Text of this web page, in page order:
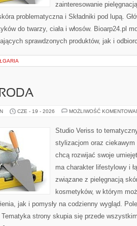
zainteresowanie
problematyczna i Składniki pod lupą.
do twarzy, ciała i włosów. Bioarp24.pl
sprawdzonych produktów, jak i
CZE - 19 - 2026 MOŻLIWOŚĆ
Studio Veriss to
stylizacjom oraz ciekawym
chcą rozwijać swoje
ma charakter lifestylowy i
związane z pielęgnacją
kosmetyków, w którym
jak i pomysły na codzienny wygląd.
strony skupia się przede